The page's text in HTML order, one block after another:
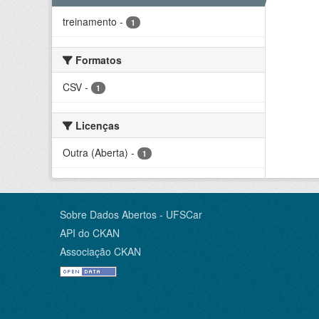
treinamento - 1
Formatos
CSV - 1
Licenças
Outra (Aberta) - 1
Sobre Dados Abertos - UFSCar
API do CKAN
Associação CKAN